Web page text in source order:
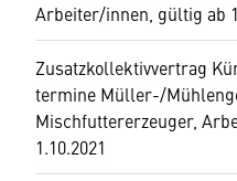
Arbeiter/innen, gültig ab
Zusatzkollektivvertrag
termine Müller-/
Mischfuttererzeuger,
1.10.2021